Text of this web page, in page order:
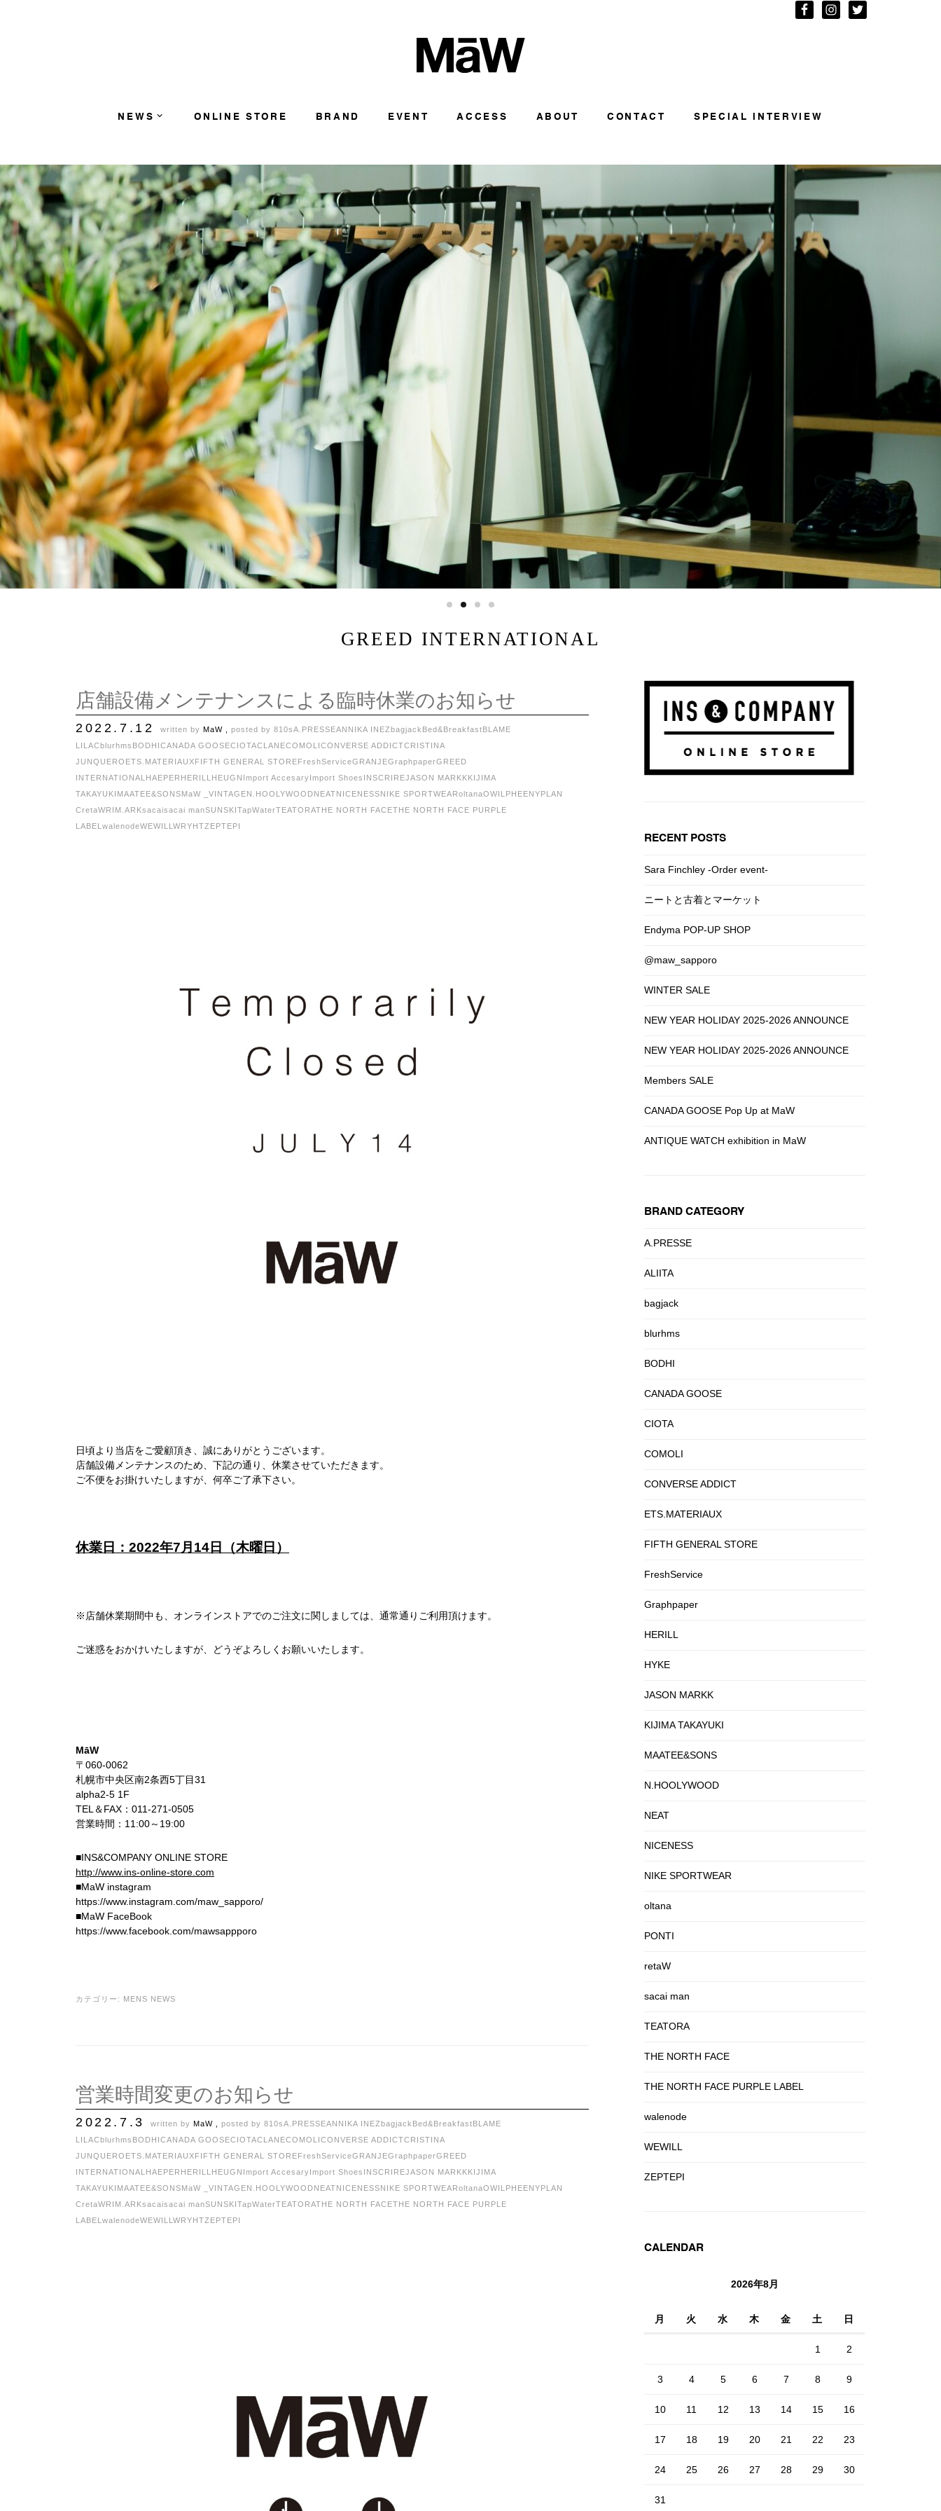
NEWS ONLINE STORE BRAND EVENT ACCESS ABOUT CONTACT SPECIAL INTERVIEW
GREED INTERNATIONAL
店舗設備メンテナンスによる臨時休業のお知らせ
2022.7.12 written by MaW , posted by 810sA.PRESSEANNIKA INEZbagjack Bed&BreakfastBLAME
LILACblurhms BODHICANADA GOOSECIOTACLANECOMOLICONVERSE ADDICTCRISTINA
JUNQUERO ETS.MATERIAUXFIFTH GENERAL STOREFreshServiceGRANJEGraphpaperGREED
INTERNATIONAL HAEPER HERILL HEUGN Import AccesaryImport Shoes INSCRIREJASON MARKKKIJIMA
TAKAYUKI MAATEE&SONSMaW _VINTAGEN.HOOLYWOODNEATNICENESSNIKE SPORTWEARoltanaOWIL PHEENYPLAN
CretaWRIM.ARKsacaisacai manSUNSKITapWaterTEATORATHE NORTH FACETHE NORTH FACE PURPLE
LABEL walenodeWEWILL WRYHTZEPTEPI
日頃より当店をご愛顧頂き、誠にありがとうございます。
店舗設備メンテナンスのため、下記の通り、休業させていただきます。
ご不便をお掛けいたしますが、何卒ご了承下さい。
休業日：2022年7月14日（木曜日）
※店舗休業期間中も、オンラインストアでのご注文に関しましては、通常通りご利用頂けます。
ご迷惑をおかけいたしますが、どうぞよろしくお願いいたします。
MāW
〒060-0062
札幌市中央区南2条西5丁目31
alpha2-5 1F
TEL＆FAX：011-271-0505
営業時間：11:00～19:00
■INS&COMPANY ONLINE STORE
http://www.ins-online-store.com
■MaW instagram
https://www.instagram.com/maw_sapporo/
■MaW FaceBook
https://www.facebook.com/mawsappporo
カテゴリー: MENS NEWS
営業時間変更のお知らせ
2022.7.3written byMaW ,posted by810sA.PRESSEANNIKA INEZbagjack Bed&BreakfastBLAME
LILACblurhms BODHICANADA GOOSECIOTACLANECOMOLICONVERSE ADDICTCRISTINA
JUNQUERO ETS.MATERIAUXFIFTH GENERAL STOREFreshServiceGRANJEGraphpaperGREED
INTERNATIONAL HAEPER HERILL HEUGN Import AccesaryImport Shoes INSCRIREJASON MARKKKIJIMA
TAKAYUKI MAATEE&SONSMaW _VINTAGEN.HOOLYWOODNEATNICENESSNIKE SPORTWEARoltanaOWIL PHEENYPLAN
CretaWRIM.ARKsacaisacai manSUNSKITapWaterTEATORATHE NORTH FACETHE NORTH FACE PURPLE
LABEL walenodeWEWILL WRYHTZEPTEPI
RECENT POSTS
Sara Finchley -Order event-
ニートと古着とマーケット
Endyma POP-UP SHOP
@maw_sapporo
WINTER SALE
NEW YEAR HOLIDAY 2025-2026 ANNOUNCE
NEW YEAR HOLIDAY 2025-2026 ANNOUNCE
Members SALE
CANADA GOOSE Pop Up at MaW
ANTIQUE WATCH exhibition in MaW
BRAND CATEGORY
A.PRESSE
ALIITA
bagjack
blurhms
BODHI
CANADA GOOSE
CIOTA
COMOLI
CONVERSE ADDICT
ETS.MATERIAUX
FIFTH GENERAL STORE
FreshService
Graphpaper
HERILL
HYKE
JASON MARKK
KIJIMA TAKAYUKI
MAATEE&SONS
N.HOOLYWOOD
NEAT
NICENESS
NIKE SPORTWEAR
oltana
PONTI
retaW
sacai man
TEATORA
THE NORTH FACE
THE NORTH FACE PURPLE LABEL
walenode
WEWILL
ZEPTEPI
CALENDAR
2026年8月
月 火 水 木 金 土 日
1 2
3 4 5 6 7 8 9
10 11 12 13 14 15 16
17 18 19 20 21 22 23
24 25 26 27 28 29 30
31